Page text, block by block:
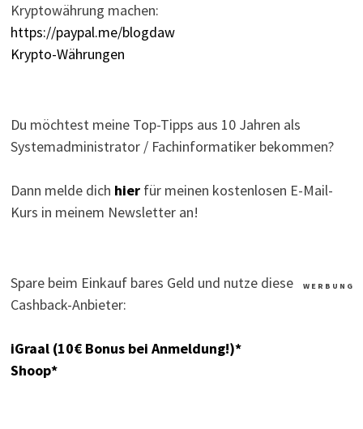
Kryptowährung machen:
https://paypal.me/blogdaw
Krypto-Währungen
Du möchtest meine Top-Tipps aus 10 Jahren als
Systemadministrator / Fachinformatiker bekommen?
Dann melde dich hierfür meinen kostenlosen E-Mail-
Kurs in meinem Newsletter an!
W E R B U N G
Spare beim Einkauf bares Geld und nutze diese
Cashback-Anbieter:
iGraal (10€ Bonus bei Anmeldung!)*
Shoop*